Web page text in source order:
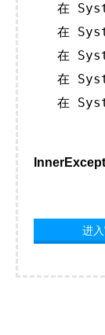
在
在
在
在
在
进